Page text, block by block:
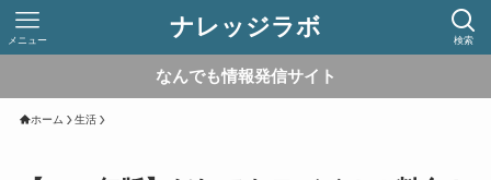
ナレッジラボ 検索
メニュー
なんでも情報発信サイト
ホーム 生活